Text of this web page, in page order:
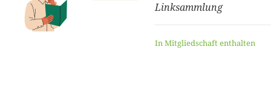
Linksammlung
In Mitgliedschaft enthalten